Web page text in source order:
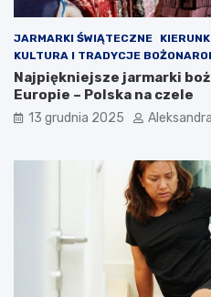
JARMARKI ŚWIĄTECZNE
KULTURA I TRADYCJE
Najpiękniejsze jarmarki
Europie – Polska na czele
13 grudnia 2025